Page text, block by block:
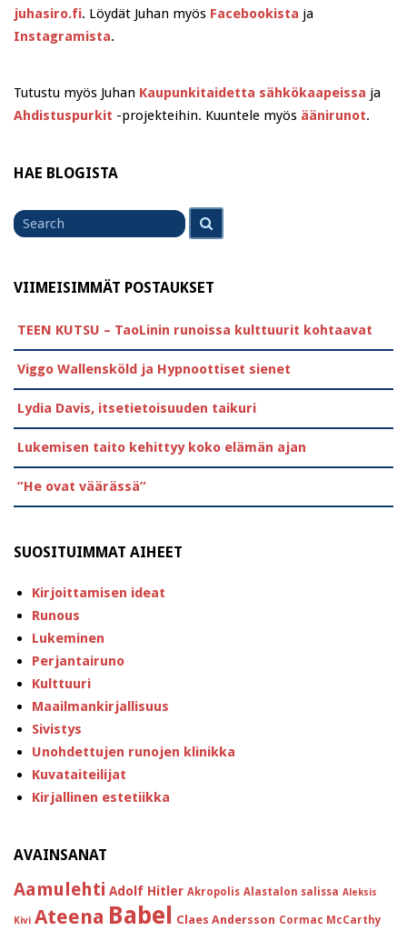
juhasiro.fi. Löydät Juhan myös Facebookista ja
Instagramista.
Tutustu myös Juhan Kaupunkitaidetta sähkökaapeissa ja
Ahdistuspurkit -projekteihin. Kuuntele myös äänirunot.
HAE BLOGISTA
Search
for
VIIMEISIMMÄT POSTAUKSET
TEEN KUTSU – TaoLinin runoissa kulttuurit kohtaavat
Viggo Wallensköld ja Hypnoottiset sienet
Lydia Davis, itsetietoisuuden taikuri
Lukemisen taito kehittyy koko elämän ajan
”He ovat väärässä”
SUOSITUIMMAT AIHEET
Kirjoittamisen ideat
Runous
Lukeminen
Perjantairuno
Kulttuuri
Maailmankirjallisuus
Sivistys
Unohdettujen runojen klinikka
Kuvataiteilijat
Kirjallinen estetiikka
AVAINSANAT
Aamulehti Adolf Hitler Akropolis Alastalon salissa Aleksis
Kivi Ateena Babel Claes Andersson Cormac McCarthy